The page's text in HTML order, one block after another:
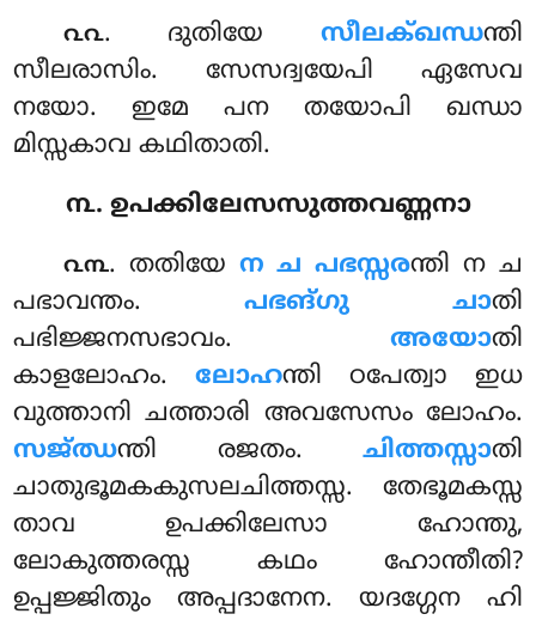
൨൨. ദുതിയേ സീലക്ഖന്ധന്തി
സീലരാസിം. സേസദ്വയേപി ഏസേവ
നയോ. ഇമേ പന തയോപി ഖന്ധാ
മിസ്സകാവ കഥിതാതി.
൩. ഉപക്കിലേസസുത്തവണ്ണനാ
൨൩. തതിയേ ന ച പഭസ്സരന്തി ന ച
പഭാവന്തം. പഭങ്ഗു ചാതി
പഭിജ്ജനസഭാവം. അയോതി
കാളലോഹം.ലോഹന്തി ഠപേത്വാ ഇധ
വുത്താനി ചത്താരി അവസേസം ലോഹം.
സജ്ഝന്തി രജതം. ചിത്തസ്സാതി
ചാതുഭൂമകകുസലചിത്തസ്സ. തേഭൂമകസ്സ
താവ ഉപക്കിലേസാ ഹോന്തു,
ലോകുത്തരസ്സ കഥം ഹോന്തീതി?
ഉപ്പജ്ജിതും അപ്പദാനേന. യദഗ്ഗേന ഹി